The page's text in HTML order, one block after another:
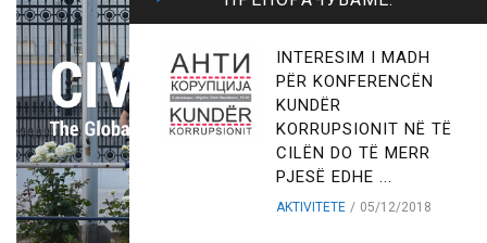
INTERESIM I MADH
PËR KONFERENCËN
KUNDËR
KORRUPSIONIT NË TË
CILËN DO TË MERR
PJESË EDHE ...
AKTIVITETE 05/12/2018